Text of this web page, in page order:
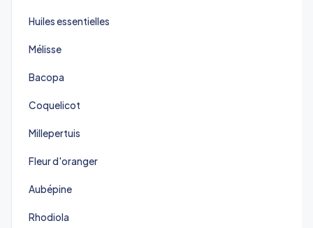
Huiles essentielles
Mélisse
Bacopa
Coquelicot
Millepertuis
Fleur d'oranger
Aubépine
Rhodiola